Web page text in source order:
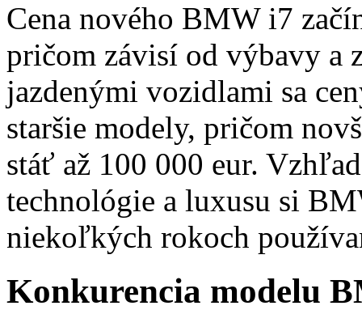
Cena nového BMW i7
pričom závisí od výbavy a
jazdenými vozidlami sa
staršie modely, pričom
stáť až 100 000 eur.
technológie a luxusu si
niekoľkých rokoch
Konkurencia modelu